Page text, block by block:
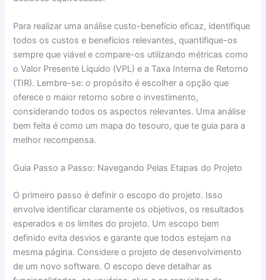
Para realizar uma análise custo-benefício eficaz, identifique
todos os custos e benefícios relevantes, quantifique-os
sempre que viável e compare-os utilizando métricas como
o Valor Presente Líquido (VPL) e a Taxa Interna de Retorno
(TIR). Lembre-se: o propósito é escolher a opção que
oferece o maior retorno sobre o investimento,
considerando todos os aspectos relevantes. Uma análise
bem feita é como um mapa do tesouro, que te guia para a
melhor recompensa.
Guia Passo a Passo: Navegando Pelas Etapas do Projeto
O primeiro passo é definir o escopo do projeto. Isso
envolve identificar claramente os objetivos, os resultados
esperados e os limites do projeto. Um escopo bem
definido evita desvios e garante que todos estejam na
mesma página. Considere o projeto de desenvolvimento
de um novo software. O escopo deve detalhar as